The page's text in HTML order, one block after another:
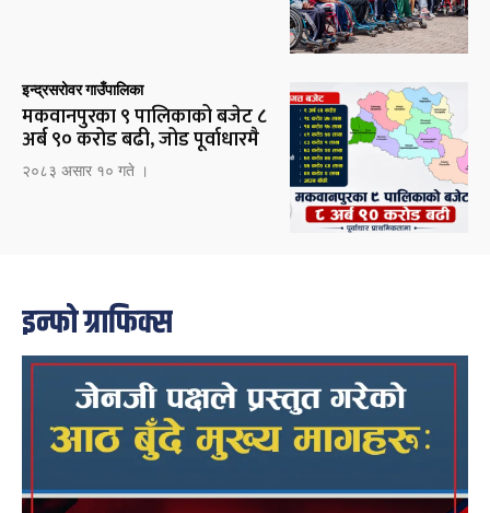
इन्द्रसरोवर गाउँपालिका
मकवानपुरका ९ पालिकाको बजेट ८
अर्ब ९० करोड बढी, जोड पूर्वाधारमै
२०८३ असार १० गते ।
इन्फो ग्राफिक्स